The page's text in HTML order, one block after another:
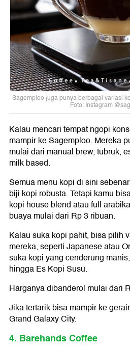
Sagemploo juga punya berbagai variasi
Foto: Instagram
Kalau mencari tempat ngopi
mampir ke Sagemploo. Mereka
mulai dari manual brew, tubruk,
milk based.
Semua menu kopi di sini
biji kopi robusta. Tetapi kamu
kopi house blend atau full
buaya mulai dari Rp 3 ribuan.
Kalau suka kopi pahit, bisa pilih
mereka, seperti Japanese atau
suka kopi yang cenderung
hingga Es Kopi Susu.
Harganya dibanderol mulai dari
Jika tertarik bisa mampir ke
Grand Galaxy City.
4. Barehands Coffee